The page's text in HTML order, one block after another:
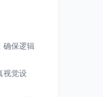
确保逻辑
视觉设